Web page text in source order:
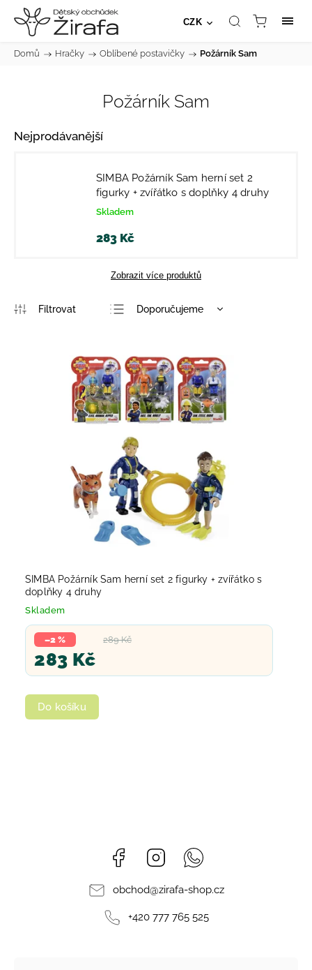
CZK
Domů / Hračky / Oblíbené postavičky / Požárník Sam
Požárník Sam
Nejprodávanější
SIMBA Požárník Sam herní set 2
figurky + zvířátko s doplňky 4 druhy
Skladem
283 Kč
Zobrazit více produktů
Doporučujeme
Nejdražší
Nejprodávanější
Abecedně
SIMBA Požárník Sam herní set 2 figurky + zvířátko s
doplňky 4 druhy
Skladem
289 Kč
–2 %
283 Kč
Do košíku
Facebook Instagram
obchod@zirafa-shop.cz
+420 777 765 525